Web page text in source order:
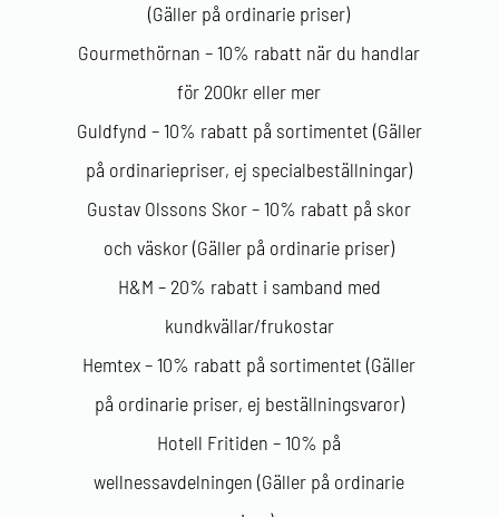
(Gäller på ordinarie priser)
Gourmethörnan – 10% rabatt när du handlar
för 200kr eller mer
Guldfynd – 10% rabatt på sortimentet (Gäller
på ordinariepriser, ej specialbeställningar)
Gustav Olssons Skor – 10% rabatt på skor
och väskor (Gäller på ordinarie priser)
H&M – 20% rabatt i samband med
kundkvällar/frukostar
Hemtex – 10% rabatt på sortimentet (Gäller
på ordinarie priser, ej beställningsvaror)
Hotell Fritiden – 10% på
wellnessavdelningen (Gäller på ordinarie